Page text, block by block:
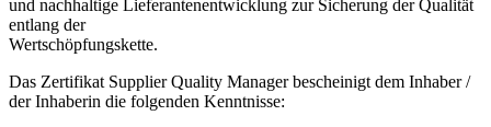
und nach­hal­ti­ge Lie­fe­ran­ten­ent­wick­lung zur Si­che­rung der Qua­li­tät
ent­lang der
Wert­schöp­fungs­ket­te.
Das Zertifikat Supplier Quality Manager bescheinigt dem Inhaber /
der Inhaberin die folgenden Kenntnisse: